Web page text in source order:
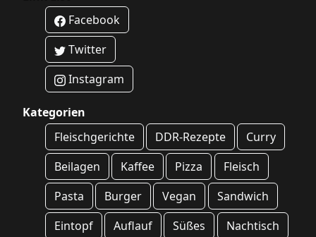
Facebook
Twitter
Instagram
Kategorien
Fleischgerichte
DDR-Rezepte
Curry
Beilagen
Kaffee Pizza
Fleisch
Pasta
Burger Vegan
Sandwich
Eintopf
Auflauf Süßes
Nachtisch